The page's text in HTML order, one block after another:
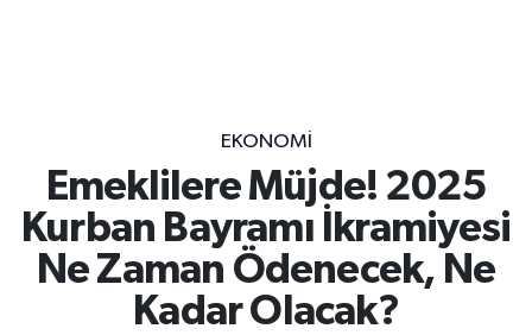
EKONOMİ
Emeklilere Müjde! 2025
Kurban Bayramı İkramiyesi
Ne Zaman Ödenecek, Ne
Kadar Olacak?